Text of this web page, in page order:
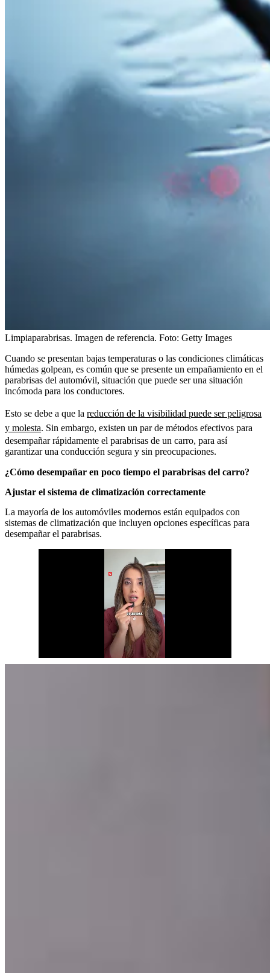
Limpiaparabrisas. Imagen de referencia. Foto: Getty Images
Cuando se presentan bajas temperaturas o las condiciones climáticas
húmedas golpean, es común que se presente un empañamiento en el
parabrisas del automóvil, situación que puede ser una situación
incómoda para los conductores.
Esto se debe a que la reducción de la visibilidad puede ser peligrosa
y molesta. Sin embargo, existen un par de métodos efectivos para
desempañar rápidamente el parabrisas de un carro, para así
garantizar una conducción segura y sin preocupaciones.
¿Cómo desempañar en poco tiempo el parabrisas del carro?
Ajustar el sistema de climatización correctamente
La mayoría de los automóviles modernos están equipados con
sistemas de climatización que incluyen opciones específicas para
desempañar el parabrisas.